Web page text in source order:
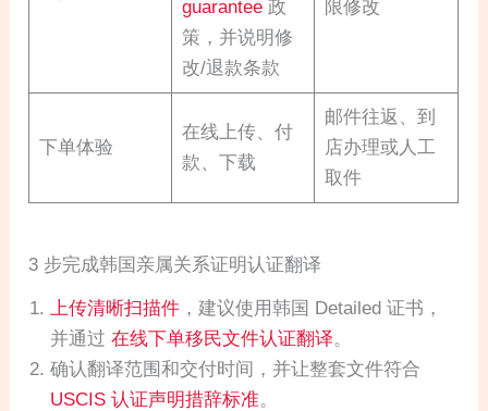
guarantee政
策，并说明修
改/退款条款
限修改
下单体验
在线上传、付
款、下载
邮件往返、到
店办理或人工
取件
3 步完成韩国亲属关系证明认证翻译
上传清晰扫描件 ，建议使用韩国 Detailed 证书，
并通过在线下单移民文件认证翻译。
确认翻译范围和交付时间，并让整套文件符合
USCIS 认证声明措辞标准。